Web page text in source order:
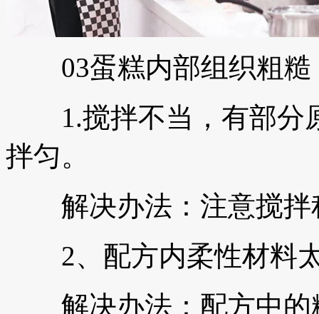
03蛋糕内部组织粗糙
1.搅拌不当，有部分
拌匀。
解决办法：注意搅拌
2、配方内柔性材料太
解决办法：配方中的